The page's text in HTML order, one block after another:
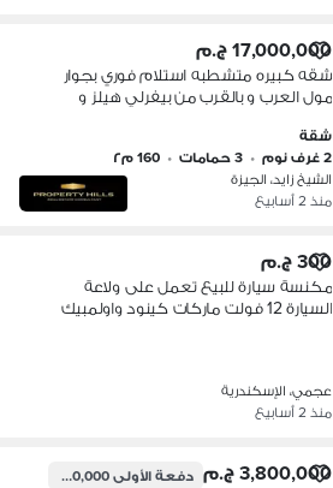
17,000,000 ج.م
شقه كبيره متشطبه استلام فوري بجوار
مول العرب و بالقرب من بيفرلي هيلز و
شقة
2 غرف نوم
• 3 حمامات • 160 م٢
الشيخ زايد، الجيزة
منذ 2 أسابيع
300 ج.م
مكنسة سيارة للبيع تعمل على ولاعة
السيارة 12 فولت ماركات كينود واولمبيك
عجمي، الإسكندرية
منذ 2 أسابيع
3,800,000 ج.م دفعة الأولى1,900,000 ج.م